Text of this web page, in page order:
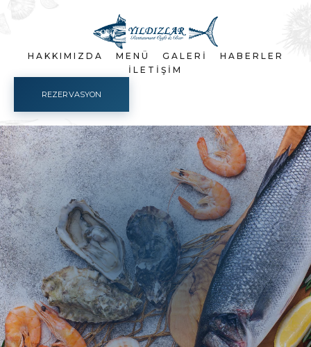
HAKKIMIZDA MENÜ GALERI
HABERLER
İLETIŞIM
REZERVASYON